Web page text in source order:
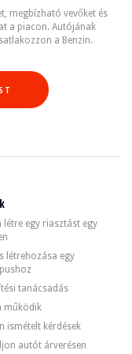
tükör.
funkció
megbízható vevőket és
a piacon. Autójának
a Benzin.
létre egy riasztást egy
létrehozása egy
tanácsadás
működik
ismételt kérdések
autót árverésen